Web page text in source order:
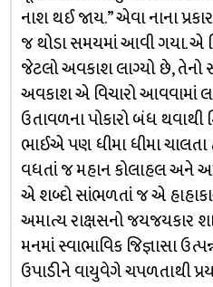
નાશ થઈ જાય.” એવા નાના
જ થોડા સમયમાં આવી ગયા. એ
જેટલો અવકાશ લાગ્યો છે, તેનો
અવકાશ એ વિચારો આવવામાં
ઉતાવળના પોકારો બંધ થવાથી
ભાઈએ પણ ધીમા ધીમા
વધતાં જ મહાન કોલાહલ અને
એ શબ્દો સાંભળતાં જ એ
અમાત્ય રાક્ષસનો જયજયકાર
મનમાં સ્વાભાવિક જિજ્ઞાસા
ઉપાડીને વાયુવેગે ચપળતાથી